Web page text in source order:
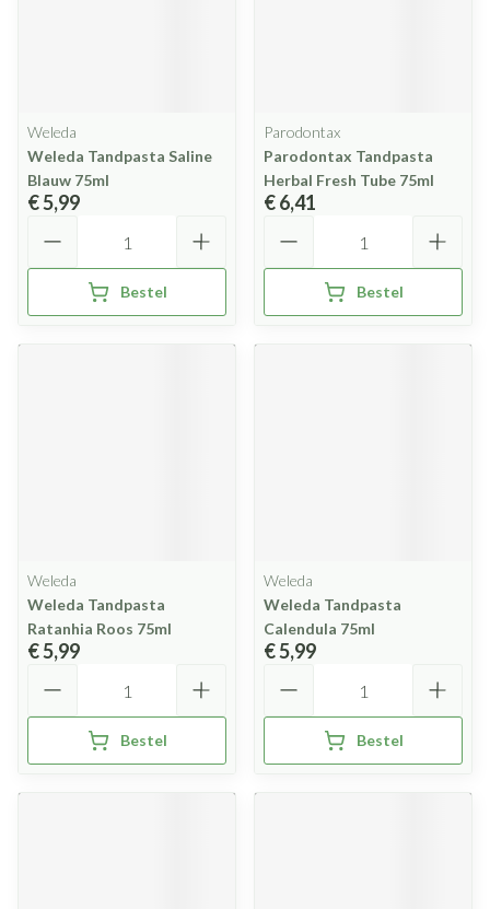
Weleda
Weleda Tandpasta Saline
Blauw 75ml
€ 5,99
Bestel
Parodontax
Parodontax Tandpasta
Herbal Fresh Tube 75ml
€ 6,41
Bestel
Weleda
Weleda Tandpasta
Ratanhia Roos 75ml
€ 5,99
Bestel
Weleda
Weleda Tandpasta
Calendula 75ml
€ 5,99
Bestel